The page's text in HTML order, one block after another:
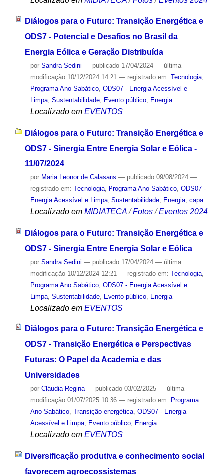
Diálogos para o Futuro: Transição Energética e
ODS7 - Potencial e Desafios no Brasil da
Energia Eólica e Geração Distribuída
por Sandra Sedini — publicado17/04/2024 — última
modificação10/12/2024 14:21 — registrado em: Tecnologia,
Programa Ano Sabático, ODS07 - Energia Acessível e
Limpa, Sustentabilidade, Evento público, Energia
Localizado em EVENTOS
Diálogos para o Futuro: Transição Energética e
ODS7 - Sinergia Entre Energia Solar e Eólica -
11/07/2024
por Maria Leonor de Calasans — publicado09/08/2024 —
registrado em: Tecnologia, Programa Ano Sabático, ODS07 -
Energia Acessível e Limpa, Sustentabilidade, Energia, capa
Localizado em MIDIATECA /Fotos /Eventos 2024
Diálogos para o Futuro: Transição Energética e
ODS7 - Sinergia Entre Energia Solar e Eólica
por Sandra Sedini — publicado17/04/2024 — última
modificação10/12/2024 12:21 — registrado em: Tecnologia,
Programa Ano Sabático, ODS07 - Energia Acessível e
Limpa, Sustentabilidade, Evento público, Energia
Localizado em EVENTOS
Diálogos para o Futuro: Transição Energética e
ODS7 - Transição Energética e Perspectivas
Futuras: O Papel da Academia e das
Universidades
por Cláudia Regina — publicado03/02/2025 — última
modificação01/07/2025 10:36 — registrado em: Programa
Ano Sabático, Transição energética, ODS07 - Energia
Acessível e Limpa, Evento público, Energia
Localizado em EVENTOS
Diversificação produtiva e conhecimento social
favorecem agroecossistemas